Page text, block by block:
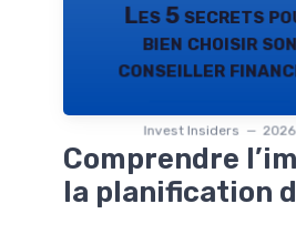
Les 5 secrets
bien choisir son
conseiller
Invest Insiders — 2026
Comprendre
la planification